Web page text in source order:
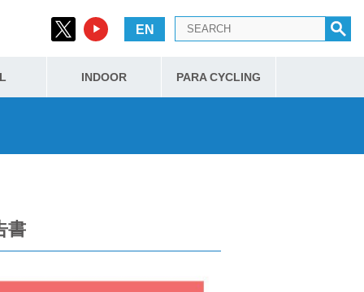
EN
INDOOR PARA CYCLING
書